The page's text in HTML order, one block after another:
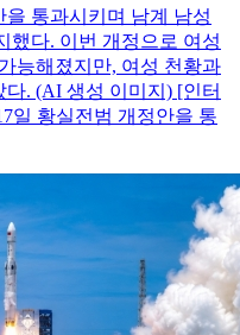
통과시키며 남계 남성
했다. 이번 개정으로 여성
능해졌지만, 여성 천황과
. (AI 생성 이미지) [인터
일 황실전범 개정안을 통